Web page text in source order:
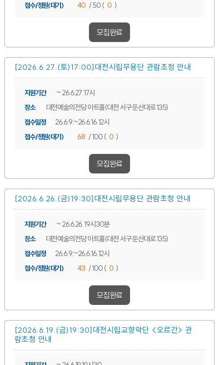
접수/정원(대기) 40 / 50 ( 0 )
모집완료
[2026.6.27.(토)17:00]대전시립무용단 관람초청 안내
지원기간 ~ 26.6.27. 17시
장소 대전예술의전당 아트홀(대전 서구 둔산대로 135)
접수일정 26.6.9.~26.6.16. 12시
접수/정원(대기) 68 / 100 ( 0 )
모집완료
[2026.6.26.(금)19:30]대전시립무용단 관람초청 안내
지원기간 ~ 26.6.26. 19시30분
장소 대전예술의전당 아트홀(대전 서구 둔산대로 135)
접수일정 26.6.9.~26.6.16. 12시
접수/정원(대기) 43 / 100 ( 0 )
모집완료
[2026.6.19.(금)19:30]대전시립교향악단 <오르간> 관
람초청 안내